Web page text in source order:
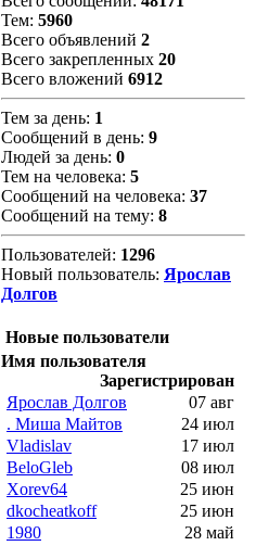
Тем: 5960
Всего объявлений 2
Всего закрепленных 20
Всего вложений 6912
Тем за день: 1
Сообщений в день: 9
Людей за день: 0
Тем на человека: 5
Сообщений на человека: 37
Сообщений на тему: 8
Пользователей: 1296
Новый пользователь: Ярослав
Долгов
Новые пользователи
Имя пользователя
Зарегистрирован
Ярослав Долгов
07 авг
. Миша Майтов
24 июл
Vladislav
17 июл
BeloGleb
08 июл
Xorev64
25 июн
dkocheatkoff
25 июн
1980
28 май